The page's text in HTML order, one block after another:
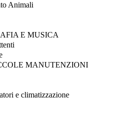
Animali
E MUSICA
MANUTENZIONI
e climatizzazione